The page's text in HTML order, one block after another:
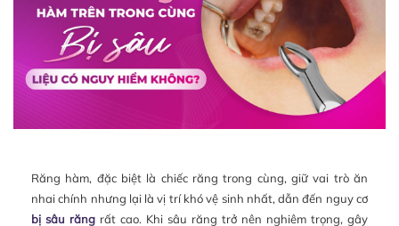
Răng hàm, đặc biệt là chiếc răng trong cùng, giữ vai trò ăn
nhai chính nhưng lại là vị trí khó vệ sinh nhất, dẫn đến nguy cơ
bị sâu răng rất cao. Khi sâu răng trở nên nghiêm trọng, gây